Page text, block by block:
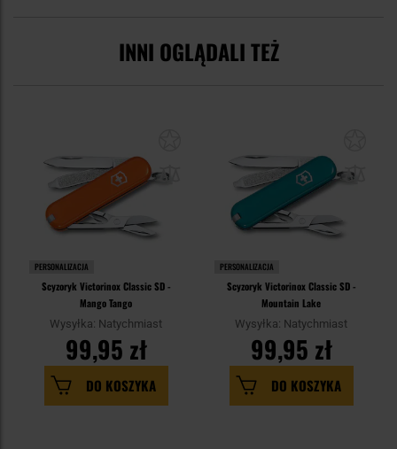
INNI OGLĄDALI TEŻ
PERSONALIZACJA
Scyzoryk Victorinox Classic SD -
Mango Tango
Wysyłka: Natychmiast
99,95 zł
DO KOSZYKA
PERSONALIZACJA
Scyzoryk Victorinox Classic SD -
Mountain Lake
Wysyłka: Natychmiast
99,95 zł
DO KOSZYKA